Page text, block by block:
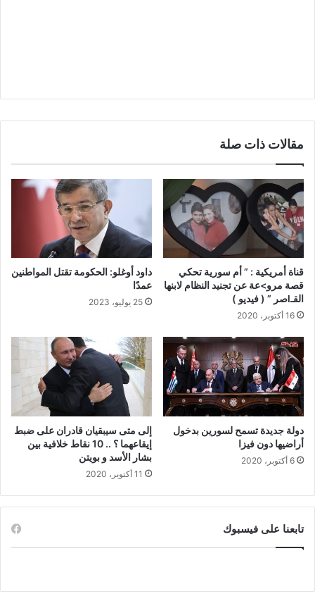
مقالات ذات صلة
قناة أمريكية : ” أم سورية تحكي
قصة مرو>عة عن تجنيد النظام لابنها
القـlصر ” ( فيديو )
16 أكتوبر، 2020
داود أوغلو: الحكومة تقتل المواطنين
عمدًا
25 يوليو، 2023
دولة جديدة تسمح لسورين بدخول
أراضيها دون فيزا
6 أكتوبر، 2020
إلى متى سيبقيان قادران على ضبط
إيقاعهما ؟ .. 10 نقاط خلافية بين
بشار الأسد و بويتن
11 أكتوبر، 2020
تابعنا على فيسبوك